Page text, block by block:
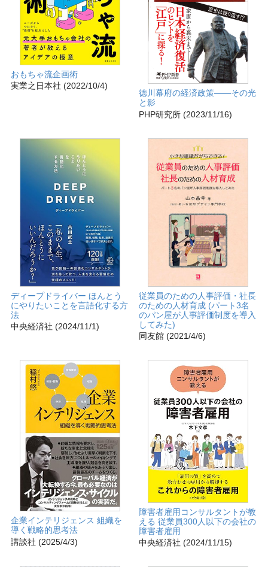
おもちゃ流企画術
実業之日本社 (2022/10/4)
徳川幕府の経済政策――その光
と影
PHP研究所 (2023/11/16)
ディープドライバー ほんとう
にやりたいことを言語化する方
法
中央経済社 (2024/11/1)
従業員のための人事評価・社長
のための人材育成 (パート3名
のパン屋が人事評価制度を導入
してみた)
同友館 (2021/4/6)
企業インテリジェンス 組織を
導く戦略的思考法
講談社 (2025/4/3)
障害者雇用コンサルタントが教
える 従業員300人以下の会社の
障害者雇用
中央経済社 (2024/11/15)